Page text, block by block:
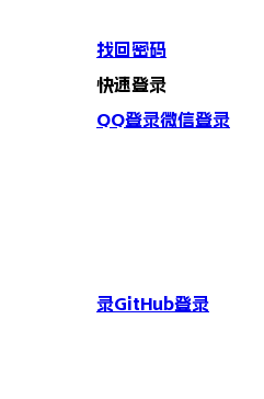
找回密码
快速登录
QQ登录微信登录
录GitHub登录